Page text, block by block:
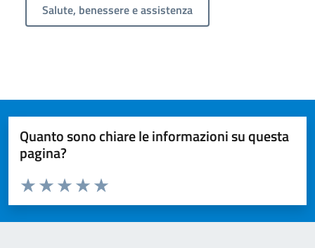
Salute, benessere e assistenza
Quanto sono chiare le informazioni su questa
pagina?
Valuta da 1 a 5 stelle la pagina
Valuta 5 stelle su 5
Valuta 4 stelle su 5
Valuta 3 stelle su 5
Valuta 2 stelle su 5
Valuta 1 stelle su 5